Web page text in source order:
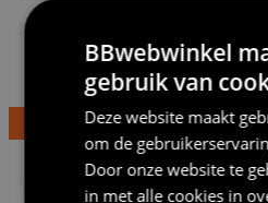
€24,95
Dames v hals t-
BBwebwinkel
gebruik van
Deze website maakt
om de
Door onze website te
in met alle cookies in